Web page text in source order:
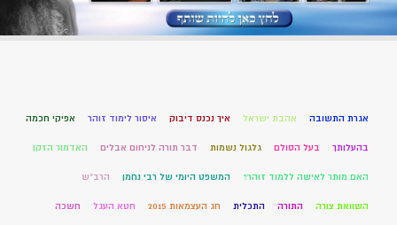
אגרת התשובה אהבת ישראל איך נכנס דיבוק איסור לימוד זוהר אפיקי חכמה
בהעלותך בעל הסולם גלגול נשמות דבר תורה לניחום אבלים האדמור הזקן
האם מותר לאישה ללמוד זוהר? המשפט היומי של רבי נחמן הרב"ש
השוואת צורה התורה התכלית חג העצמאות 2015 חטא העגל חשכה